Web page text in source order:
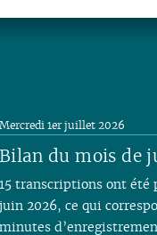
Bilan du mois de
Mercredi 1er juillet 2026
15 transcriptions ont été
juin 2026, ce qui
minutes